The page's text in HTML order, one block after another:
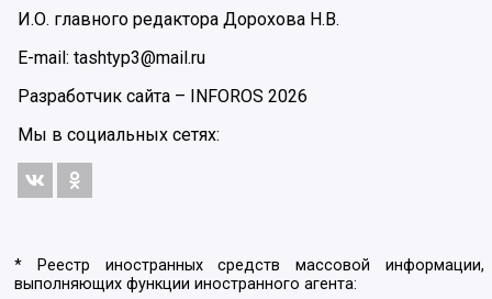
И.О. главного редактора Дорохова Н.В.
E-mail: tashtyp3@mail.ru
Разработчик сайта – INFOROS 2026
Мы в социальных сетях:
* Реестр иностранных средств массовой информации,
выполняющих функции иностранного агента: